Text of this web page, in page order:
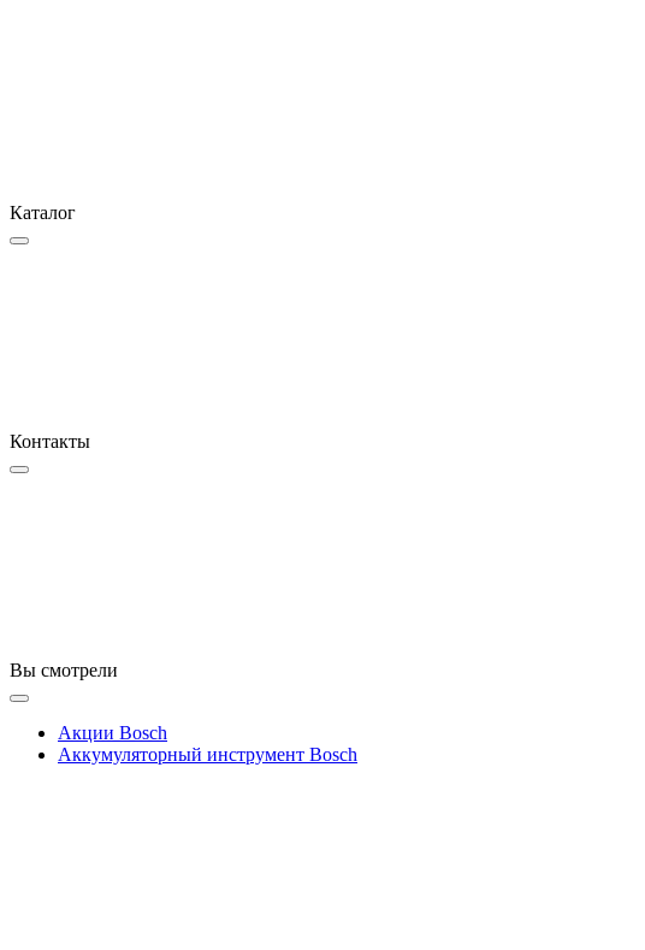
Каталог
Контакты
Вы смотрели
Акции Bosch
Аккумуляторный инструмент Bosch